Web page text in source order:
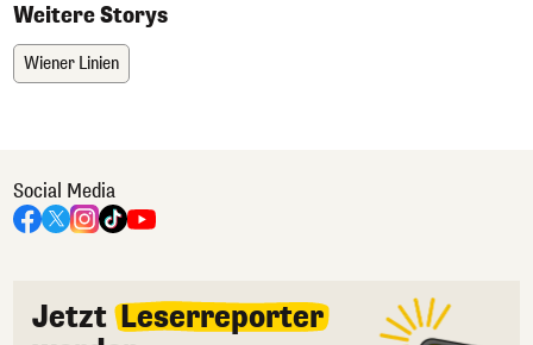
Weitere Storys
Wiener Linien
Social Media
Jetzt Leserreporter